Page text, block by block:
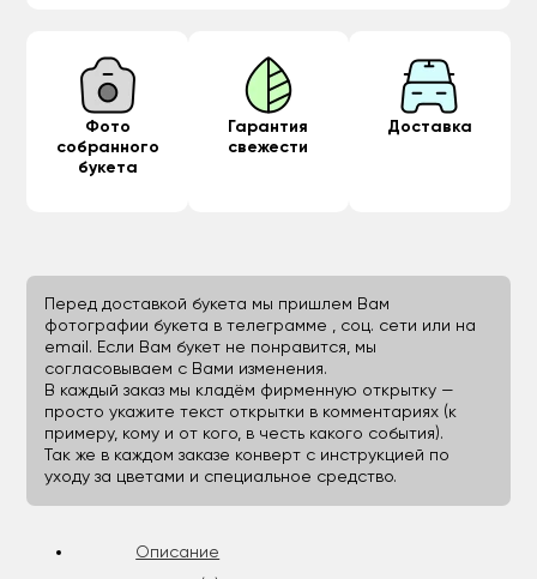
Фото
собранного
букета
Гарантия
свежести
Доставка
Перед доставкой букета мы пришлем Вам
фотографии букета в телеграмме , соц. сети или на
email. Если Вам букет не понравится, мы
согласовываем с Вами изменения.
В каждый заказ мы кладём фирменную открытку —
просто укажите текст открытки в комментариях (к
примеру, кому и от кого, в честь какого события).
Так же в каждом заказе конверт с инструкцией по
уходу за цветами и специальное средство.
Описание